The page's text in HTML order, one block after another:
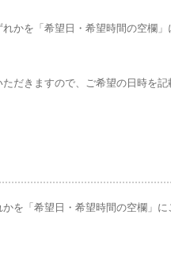
れかを「希望日・希望時間の空欄」
だきますので、ご希望の日時を記
を「希望日・希望時間の空欄」に